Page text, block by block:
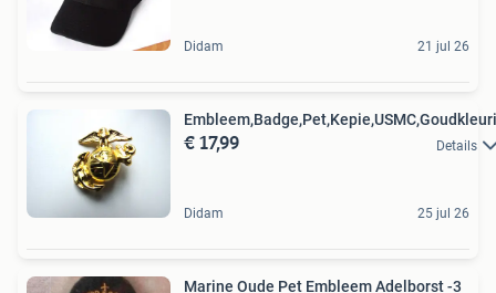
Didam 21 jul 26
€ 17,99 Details
Didam 25 jul 26
Marine Oude Pet Embleem Adelborst -3